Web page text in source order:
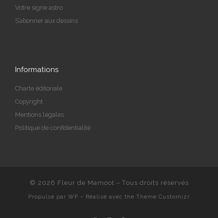
Votre signe astro
S’abonner aux dessins
Informations
Charte éditoriale
Copyright
Mentions légales
Politique de confidentialité
© 2026 Fleur de Mamoot – Tous droits réservés
Propulsé par WP – Réalisé avec the Thème Customizr